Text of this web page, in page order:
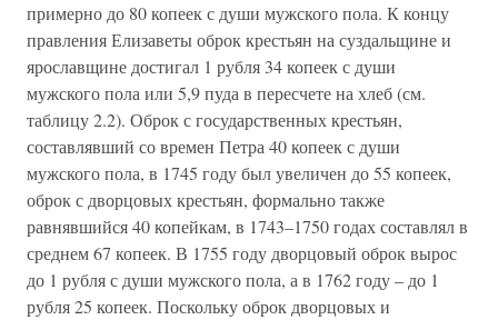
примерно до 80 копеек с души мужского пола. К концу
правления Елизаветы оброк крестьян на суздальщине и
ярославщине достигал 1 рубля 34 копеек с души
мужского пола или 5,9 пуда в пересчете на хлеб (см.
таблицу 2.2). Оброк с государственных крестьян,
составлявший со времен Петра 40 копеек с души
мужского пола, в 1745 году был увеличен до 55 копеек,
оброк с дворцовых крестьян, формально также
равнявшийся 40 копейкам, в 1743–1750 годах составлял в
среднем 67 копеек. В 1755 году дворцовый оброк вырос
до 1 рубля с души мужского пола, а в 1762 году – до 1
рубля 25 копеек. Поскольку оброк дворцовых и